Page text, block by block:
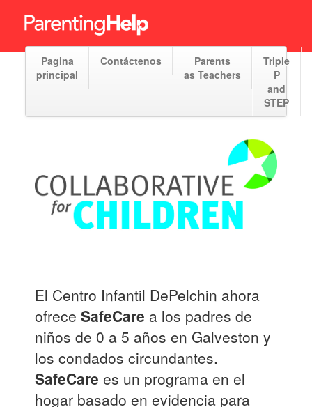
Pagina
principal
Contáctenos
Parents
as Teachers
Triple
P
and
STEP
El Centro Infantil DePelchin ahora
ofrece SafeCare a los padres de
niños de 0 a 5 años en Galveston y
los condados circundantes.
SafeCare es un programa en el
hogar basado en evidencia para